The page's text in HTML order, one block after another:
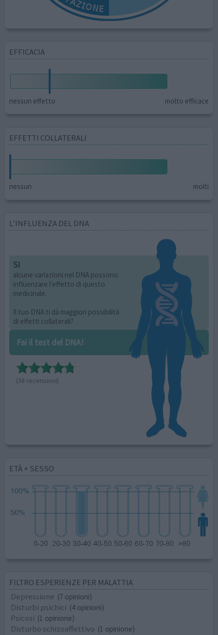
EFFICACIA
nessun effetto molto efficace
EFFETTI COLLATERALI
nessun molti
L’INFLUENZA DEL DNA
SI
alcune variazioni nel DNA possono
influenzare l'effetto di questo
medicinale.
Il tuo DNA ti dà maggiori possibilità
di effetti collaterali?
Fai il test del DNA!
(38 recensioni)
ETÀ + SESSO
FILTRO ESPERIENZE PER MALATTIA
Depressione (7 opinioni)
Disturbi psichici (4 opinioni)
Psicosi (1 opinione)
Disturbo schizoaffettivo (1 opinione)